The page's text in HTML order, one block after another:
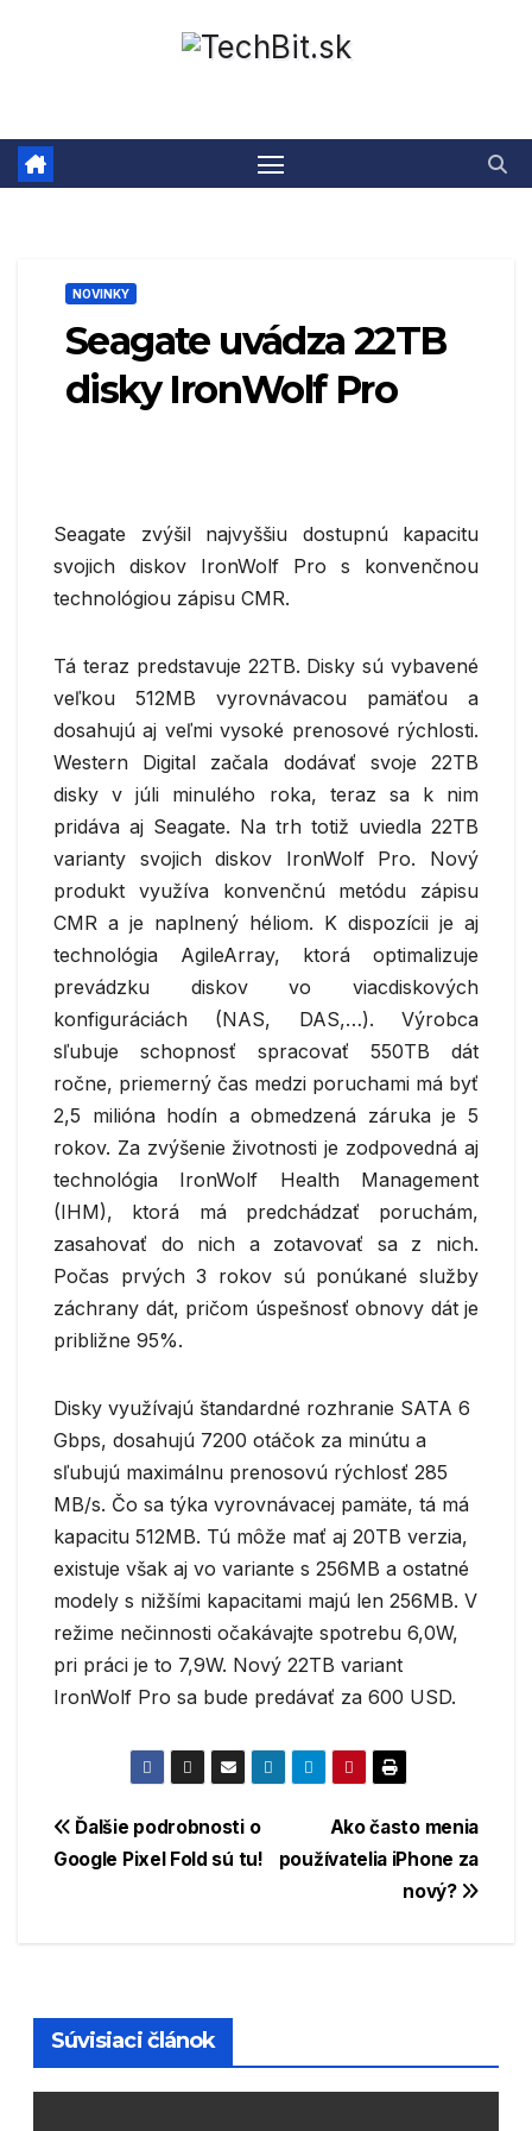
NOVINKY
Seagate uvádza 22TB
disky IronWolf Pro
Seagate zvýšil najvyššiu dostupnú kapacitu
svojich diskov IronWolf Pro s konvenčnou
technológiou zápisu CMR.
Tá teraz predstavuje 22TB. Disky sú vybavené
veľkou 512MB vyrovnávacou pamäťou a
dosahujú aj veľmi vysoké prenosové rýchlosti.
Western Digital začala dodávať svoje 22TB
disky v júli minulého roka, teraz sa k nim
pridáva aj Seagate. Na trh totiž uviedla 22TB
varianty svojich diskov IronWolf Pro. Nový
produkt využíva konvenčnú metódu zápisu
CMR a je naplnený héliom. K dispozícii je aj
technológia AgileArray, ktorá optimalizuje
prevádzku diskov vo viacdiskových
konfiguráciách (NAS, DAS,…). Výrobca
sľubuje schopnosť spracovať 550TB dát
ročne, priemerný čas medzi poruchami má byť
2,5 milióna hodín a obmedzená záruka je 5
rokov. Za zvýšenie životnosti je zodpovedná aj
technológia IronWolf Health Management
(IHM), ktorá má predchádzať poruchám,
zasahovať do nich a zotavovať sa z nich.
Počas prvých 3 rokov sú ponúkané služby
záchrany dát, pričom úspešnosť obnovy dát je
približne 95%.
Disky využívajú štandardné rozhranie SATA 6
Gbps, dosahujú 7200 otáčok za minútu a
sľubujú maximálnu prenosovú rýchlosť 285
MB/s. Čo sa týka vyrovnávacej pamäte, tá má
kapacitu 512MB. Tú môže mať aj 20TB verzia,
existuje však aj vo variante s 256MB a ostatné
modely s nižšími kapacitami majú len 256MB. V
režime nečinnosti očakávajte spotrebu 6,0W,
pri práci je to 7,9W. Nový 22TB variant
IronWolf Pro sa bude predávať za 600 USD.
Navigácia
Ako často menia
používatelia iPhone za
nový?
Ďalšie podrobnosti o
Google Pixel Fold sú tu!
Súvisiaci článok